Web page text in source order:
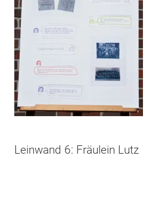
Leinwand 6: Fräulein Lutz